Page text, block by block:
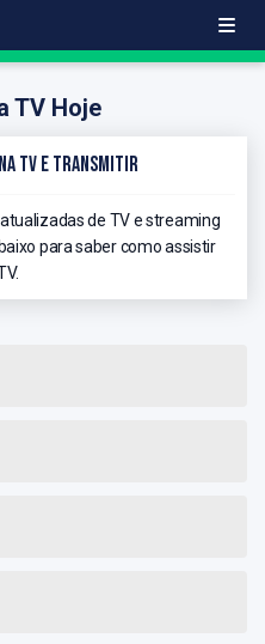
TV Hoje
TV e Transmitir
de TV e streaming
para saber como assistir